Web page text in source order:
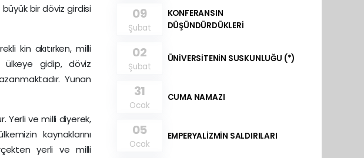
bir döviz girdisi
kin akıtırken, milli
ülkeye gidip, döviz
Yunan
Yerli ve milli diyerek,
kaynaklarını
yerli ve milli
09
Şubat
KONFERANSIN
DÜŞÜNDÜRDÜKLERİ
02
Şubat
ÜNİVERSİTENİN SUSKUNLUĞU (*)
31
Ocak
CUMA NAMAZI
05
Ocak
EMPERYALİZMİN SALDIRILARI